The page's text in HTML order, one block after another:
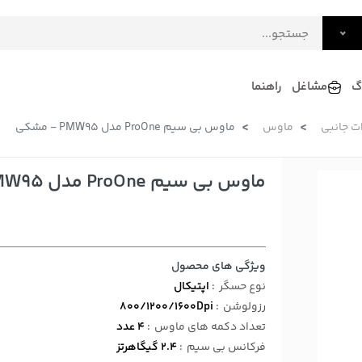
فرآورده های لبنی
دکوراسیون داخلی و تزئینی
سرو و پذیرایی
مشاغل راهنما
جانبی ماوس ماوس بی سیم ProOne مدل PMW95 - مشکی
ماوس بی سیم ProOne مدل PMW95 - مشکی
ویژگی های محصول
نوع حسگر : اپتیکال
رزولوشن :
800/1200/1600Dpi
تعداد دکمه های ماوس :4 عدد
فرکانس بی سیم :2.4 گیگاهرتز